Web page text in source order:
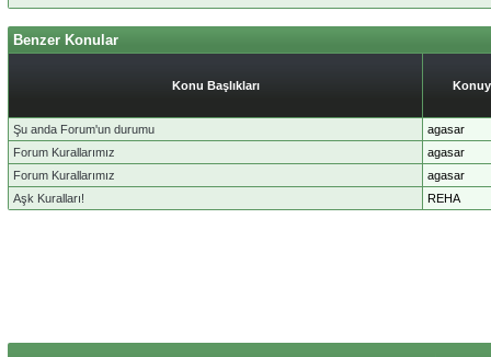
Benzer Konular
Konu Başlıkları
Şu anda Forum'un durumu
agasar
Forum Kurallarımız
agasar
Forum Kurallarımız
agasar
Aşk Kuralları!
REHA